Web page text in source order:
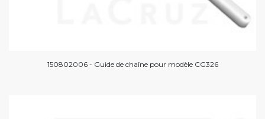
150802006 - Guide de chaîne pour modèle CG326